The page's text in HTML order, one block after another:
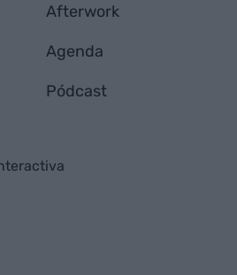
Afterwork
Agenda
Pódcast